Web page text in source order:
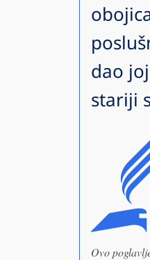
dao
stariji
Ovo